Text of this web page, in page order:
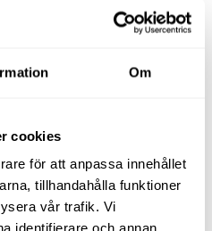
Om
cookies
för att anpassa innehållet
tillhandahålla funktioner
vår trafik. Vi
identifierare och annan
Våtdammsugare
Textil- & våtdammsugare